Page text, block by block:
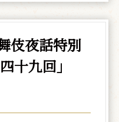
伎夜話特別
十九回」